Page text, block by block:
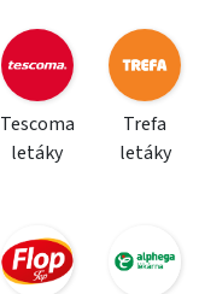
Tescoma
letáky
Trefa
letáky